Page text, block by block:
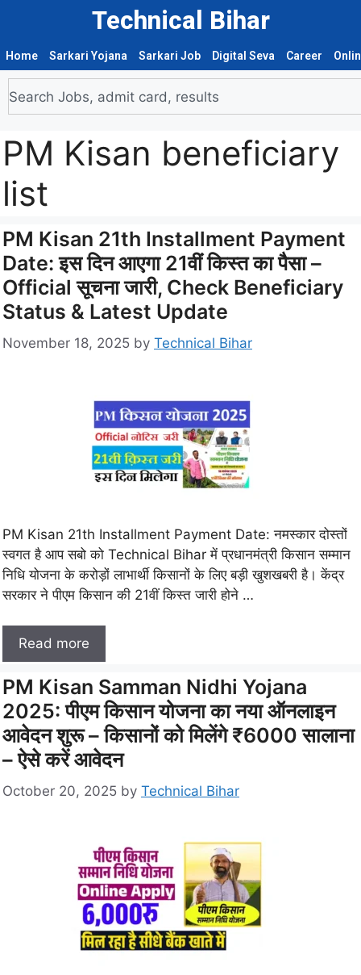
Technical Bihar
Home Sarkari Yojana Sarkari Job Digital Seva Career
PM Kisan beneficiary
list
PM Kisan 21th Installment Payment
Date: इस दिन आएगा 21वीं किस्त का पैसा –
Official सूचना जारी, Check Beneficiary
Status & Latest Update
November 18, 2025 by Technical Bihar
PM Kisan 21th Installment Payment Date: नमस्कार दोस्तों
स्वगत है आप सबो को Technical Bihar में प्रधानमंत्री किसान सम्मान
निधि योजना के करोड़ों लाभार्थी किसानों के लिए बड़ी खुशखबरी है। केंद्र
सरकार ने पीएम किसान की 21वीं किस्त जारी होने …
Read more
PM Kisan Samman Nidhi Yojana
2025: पीएम किसान योजना का नया ऑनलाइन
आवेदन शुरू – किसानों को मिलेंगे ₹6000 सालाना
– ऐसे करें आवेदन
October 20, 2025 by Technical Bihar